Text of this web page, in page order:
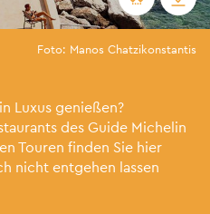
Foto: Manos Chatzikonstantis
Luxus genießen?
des Guide Michelin
Touren finden Sie hier
nicht entgehen lassen